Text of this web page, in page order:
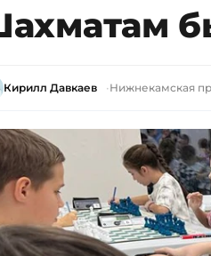
Кирилл Давкаев Нижнекамская